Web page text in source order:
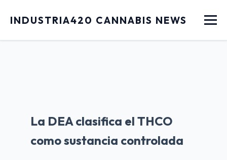
INDUSTRIA420 CANNABIS NEWS Menu
La DEA clasifica el THCO
como sustancia controlada